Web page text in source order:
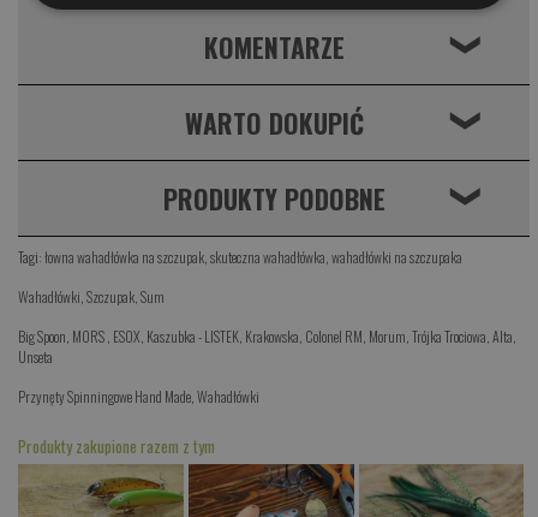
KOMENTARZE ❮
WARTO DOKUPIĆ ❮
PRODUKTY PODOBNE ❮
Tagi:łowna wahadłówka na szczupak ,skuteczna wahadłówka ,wahadłówki na szczupaka
Wahadłówki ,Szczupak ,Sum
Big Spoon MORS ESOX Kaszubka - LISTEK Krakowska Colonel RM Morum ,Trójka Trociowa ,Alta
Unseta
Przynęty Spinningowe Hand Made ,Wahadłówki
Produkty zakupione razem z tym